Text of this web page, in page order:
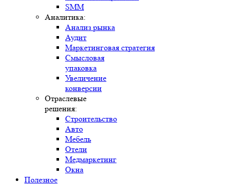
SMM
Аналитика:
Анализ рынка
Аудит
Маркетинговая стратегия
Смысловая
упаковка
Увеличение
конверсии
Отраслевые
решения:
Строительство
Авто
Мебель
Отели
Медмаркетинг
Окна
Полезное